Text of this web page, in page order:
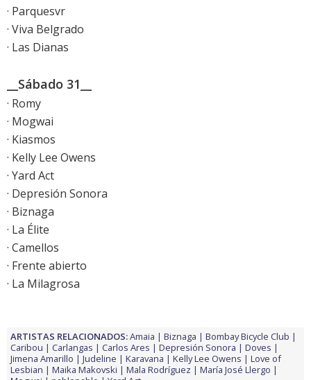
· Parquesvr
· Viva Belgrado
· Las Dianas
__Sábado 31__
· Romy
· Mogwai
· Kiasmos
· Kelly Lee Owens
· Yard Act
· Depresión Sonora
· Biznaga
· La Élite
· Camellos
· Frente abierto
· La Milagrosa
ARTISTAS RELACIONADOS:Amaia Biznaga
Bombay Bicycle Club
Caribou
Carlangas Carlos Ares Depresión Sonora
Doves
Jimena Amarillo
Judeline Karavana Kelly Lee Owens
Love of
Lesbian
Maika Makovski Mala Rodríguez
María José Llergo